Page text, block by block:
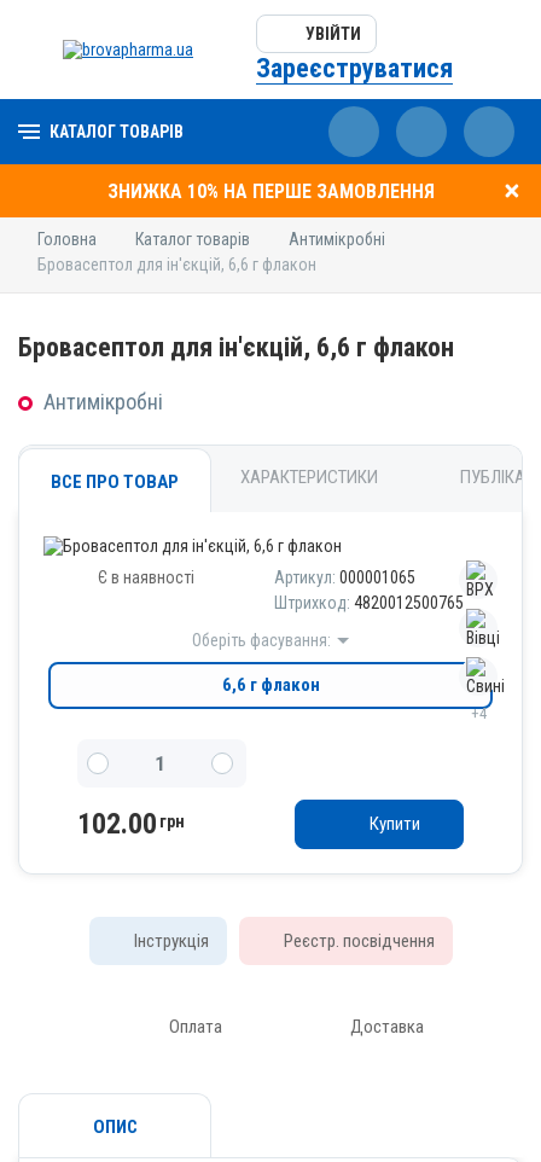
УВІЙТИ
Зареєструватися
КАТАЛОГ ТОВАРІВ
ЗНИЖКА 10% НА ПЕРШЕ ЗАМОВЛЕННЯ
Головна Каталог товарів
Антимікробні
Бровасептол для ін'єкцій, 6,6 г флакон
Бровасептол для ін'єкцій, 6,6 г флакон
Антимікробні
ВСЕ ПРО ТОВАР ХАРАКТЕРИСТИКИ
+4
Є в наявності Артикул: 000001065
Штрихкод: 4820012500765
Оберіть фасування:
6,6 г флакон
102.00 грн Купити
Інструкція Реєстр. посвідчення
Оплата Доставка
ОПИС